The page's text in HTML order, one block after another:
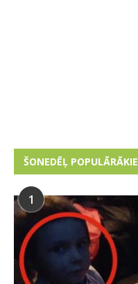
ŠONEDĒĻ POPULĀRĀKIE
1